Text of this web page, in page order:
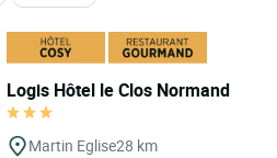
Logis Hôtel le Clos Normand
Martin Eglise28 km